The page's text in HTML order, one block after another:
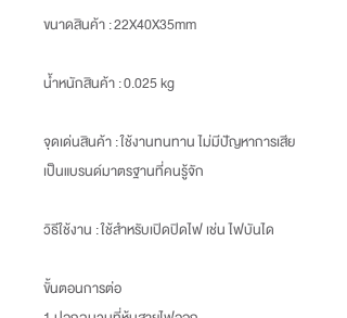
ขนาดสินค้า: 22X40X35mm
น้ำหนักสินค้า: 0.025 kg
จุดเด่นสินค้า : ใช้งานทนทาน ไม่มีปัญหาการเสีย
เป็นแบรนด์มาตรฐานที่คนรู้จัก
วิธีใช้งาน : ใช้สำหรับเปิดปิดไฟ เช่น ไฟบันได
ขั้นตอนการต่อ